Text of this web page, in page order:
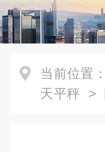
当前位置：
天平秤 >